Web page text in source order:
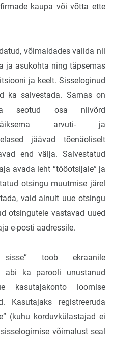
kaupa või võtta ette
võimaldades valida nii
ja asukohta ning täpsemas
ja keelt. Sisseloginud
ka salvestada. Samas on
seotud osa niivõrd
arvuti- ja
jäävad tõenäoliselt
end välja. Salvestatud
avada leht “tööotsijale” ja
otsingu muutmise järel
vaid ainult uue otsingu
otsingutele vastavad uued
e-posti aadressile.
toob ekraanile
abi ka parooli unustanud
kasutajakonto loomise
Kasutajaks registreeruda
(kuhu korduvkülastajad ei
võimalust seal